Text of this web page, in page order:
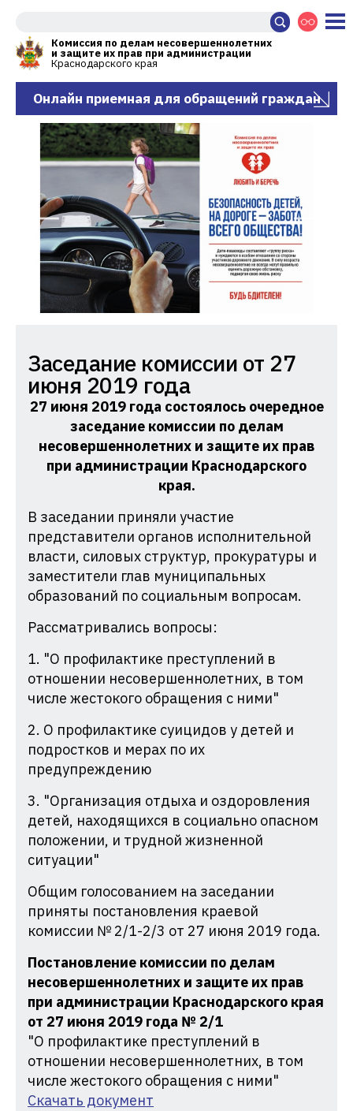
Комиссия по делам несовершеннолетних
и защите их прав при администрации
Краснодарского края
Онлайн приемная для обращений граждан
Комиссия
по
делам
несовершеннолетних
и
защите
прав
при
Администрации
Краснодарского
края
Заседание комиссии от 27
июня 2019 года
27 июня 2019 года состоялось очередное
заседание комиссии по делам
несовершеннолетних и защите их прав
при администрации Краснодарского
края.
В заседании приняли участие
представители органов исполнительной
власти, силовых структур, прокуратуры и
заместители глав муниципальных
образований по социальным вопросам.
Рассматривались вопросы:
1. "О профилактике преступлений в
отношении несовершеннолетних, в том
числе жестокого обращения с ними"
2. О профилактике суицидов у детей и
подростков и мерах по их
предупреждению
3. "Организация отдыха и оздоровления
детей, находящихся в социально опасном
положении, и трудной жизненной
ситуации"
Общим голосованием на заседании
приняты постановления краевой
комиссии № 2/1-2/3 от 27 июня 2019 года.
Постановление комиссии по делам
несовершеннолетних и защите их прав
при администрации Краснодарского края
от 27 июня 2019 года № 2/1
"О профилактике преступлений в
отношении несовершеннолетних, в том
числе жестокого обращения с ними"
Скачать документ